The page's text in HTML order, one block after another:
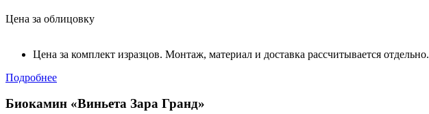
Цена за облицовку
Цена за комплект изразцов. Монтаж, материал и доставка рассчитывается отдельно.
Подробнее
Биокамин «Виньета Зара Гранд»